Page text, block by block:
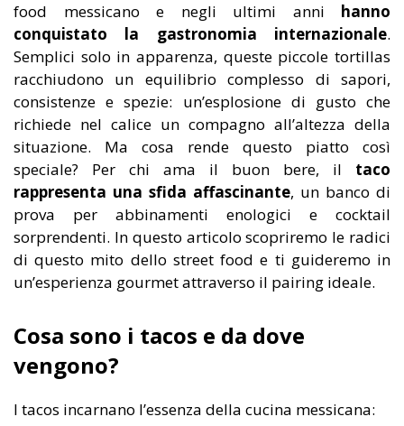
food messicano e negli ultimi anni hanno
conquistato la gastronomia internazionale.
Semplici solo in apparenza, queste piccole tortillas
racchiudono un equilibrio complesso di sapori,
consistenze e spezie: un’esplosione di gusto che
richiede nel calice un compagno all’altezza della
situazione. Ma cosa rende questo piatto così
speciale? Per chi ama il buon bere, il taco
rappresenta una sfida affascinante, un banco di
prova per abbinamenti enologici e cocktail
sorprendenti. In questo articolo scopriremo le radici
di questo mito dello street food e ti guideremo in
un’esperienza gourmet attraverso il pairing ideale.
Cosa sono i tacos e da dove
vengono?
I tacos incarnano l’essenza della cucina messicana: